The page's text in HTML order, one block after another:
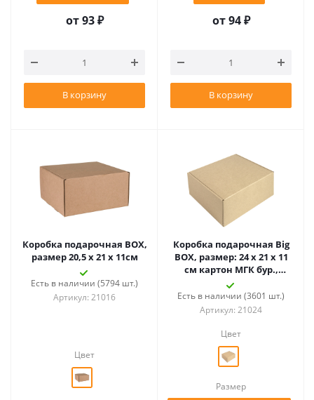
от93 ₽
В корзину
от94 ₽
В корзину
Коробка подарочная BOX,
размер 20,5 x 21 x 11см
Есть в наличии (5794 шт.)
Артикул: 21016
Цвет
Коробка подарочная Big
BOX, размер: 24 x 21 x 11
см картон МГК бур.,
самосборная
Есть в наличии (3601 шт.)
Артикул: 21024
Цвет
Размер